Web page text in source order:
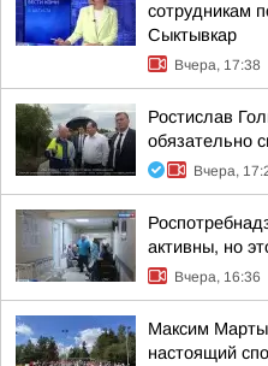
сотрудникам
Сыктывкар
Вчера, 17:38
Ростислав
обязательно
Вчера,
активны, но
Вчера, 16:36
Максим
настоящий